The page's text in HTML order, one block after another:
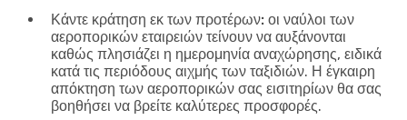
Κάντε κράτηση εκ των προτέρων: οι ναύλοι των
αεροπορικών εταιρειών τείνουν να αυξάνονται
καθώς πλησιάζει η ημερομηνία αναχώρησης, ειδικά
κατά τις περιόδους αιχμής των ταξιδιών. Η έγκαιρη
απόκτηση των αεροπορικών σας εισιτηρίων θα σας
βοηθήσει να βρείτε καλύτερες προσφορές.